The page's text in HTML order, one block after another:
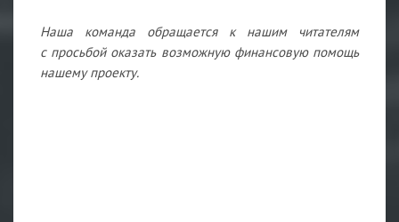
Наша команда обращается к нашим читателям
с просьбой оказать возможную финансовую помощь
нашему проекту.